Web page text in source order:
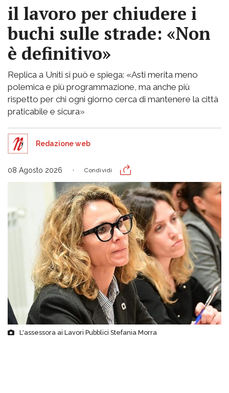
il lavoro per chiudere i
buchi sulle strade: «Non
è definitivo»
Replica a Uniti si può e spiega: «Asti merita meno
polemica e più programmazione, ma anche più
rispetto per chi ogni giorno cerca di mantenere la città
praticabile e sicura»
Redazione web
08 Agosto 2026 Condividi
L'assessora ai Lavori Pubblici Stefania Morra